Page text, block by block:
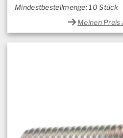
Mindestbestellmenge: 10 Stück
Meinen Preis